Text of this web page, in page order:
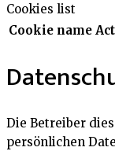
Cookies list
Cookie name
Die Betreiber
persönlichen